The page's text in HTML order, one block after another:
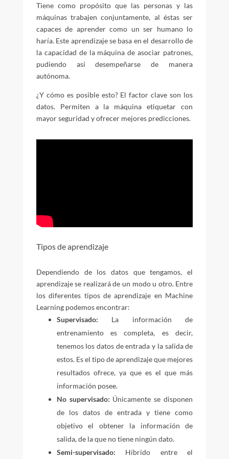
Tiene como propósito que las personas y las
máquinas trabajen conjuntamente, al éstas ser
capaces de aprender como un ser humano lo
haría. Este aprendizaje se basa en el desarrollo de
la capacidad de la máquina de asociar patrones,
pudiendo así desempeñarse de manera
autónoma.
¿Y cómo es posible esto? El factor clave son los
datos. Permiten a la máquina etiquetar con
mayor seguridad y ofrecer mejores predicciones.
Tipos de aprendizaje
Dependiendo de los datos que tengamos, el
aprendizaje se realizará de un modo u otro. Entre
los diferentes tipos de aprendizaje en Machine
Learning podemos encontrar:
Supervisado: La información de
entrenamiento es completa, es decir,
tenemos los datos de entrada y la salida de
estos. Es el tipo de aprendizaje que mejores
resultados ofrece, ya que es el que más
información posee.
No supervisado: Únicamente se disponen
de los datos de entrada y tiene como
objetivo el obtener la información de
salida, de la que no tiene ningún dato.
Semi-supervisado: Híbrido entre el